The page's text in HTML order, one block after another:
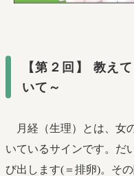
【第２回】 教え
いて～
月経（生理）とは、女
いているサインです。だ
び出します(＝排卵)。そ